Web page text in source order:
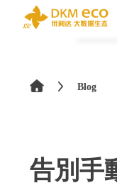
简体中文 Blog
告別手